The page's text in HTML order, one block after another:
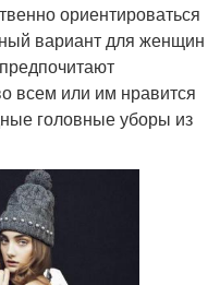
ориентироваться
вариант для женщин
всем или им нравится
головные уборы из